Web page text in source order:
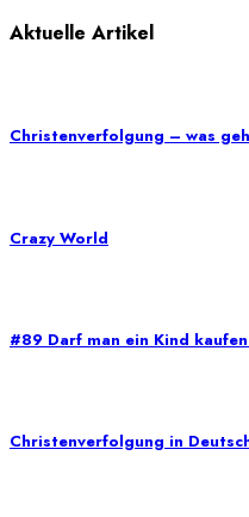
Aktuelle Artikel
Christenverfolgung – was
Crazy World
#89 Darf man ein Kind
Christenverfolgung in